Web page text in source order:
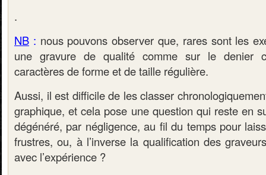
.
NB : nous pouvons observer que, rares sont les
une gravure de qualité comme sur le denier
caractères de forme et de taille régulière.
Aussi, il est difficile de les classer
graphique, et cela pose une question qui reste en
dégénéré, par négligence, au fil du temps pour
frustres, ou, à l’inverse la qualification des
avec l’expérience ?